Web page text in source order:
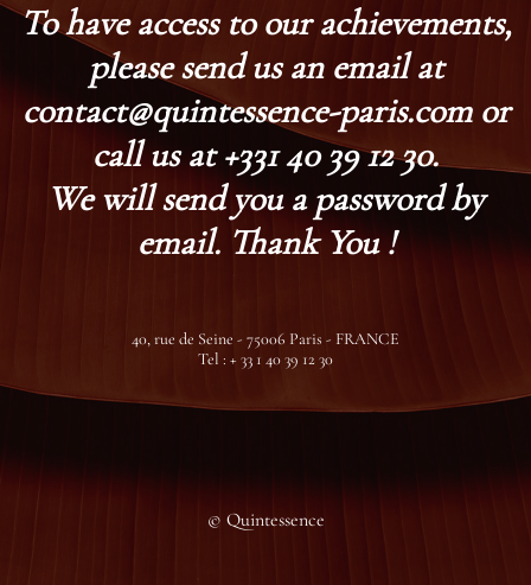
To have access to our achievements,
please send us an email at
contact@quintessence-paris.com or
call us at +331 40 39 12 30.
We will send you a password by
email. Thank You !
40, rue de Seine - 75006 Paris - FRANCE
Tel : + 33 1 40 39 12 30
© Quintessence